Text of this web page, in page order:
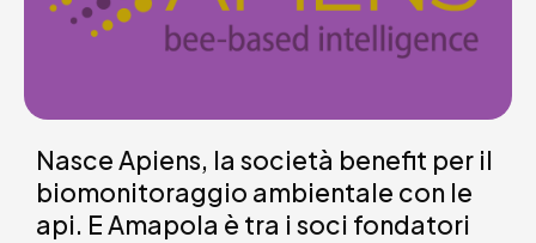
Nasce Apiens, la società benefit per il
biomonitoraggio ambientale con le
api. E Amapola è tra i soci fondatori